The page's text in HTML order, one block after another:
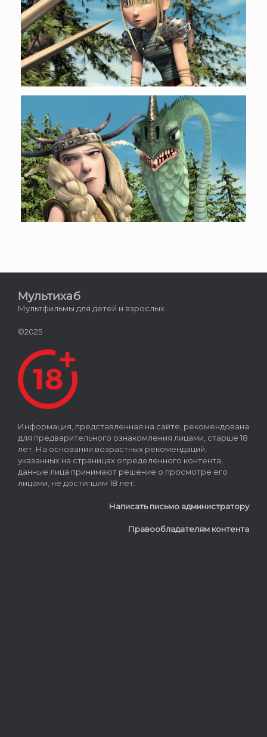
Мультихаб
Мультфильмы для детей и взрослых
©2025
Информация, представленная на сайте, рекомендована
для предварительного ознакомления лицами, старше 18
лет. На основании возрастных рекомендаций,
указанных на страницах определенного контента,
данные лица принимают решение о просмотре его
лицами, не достигшим 18 лет.
Написать письмо администратору
Правообладателям контента